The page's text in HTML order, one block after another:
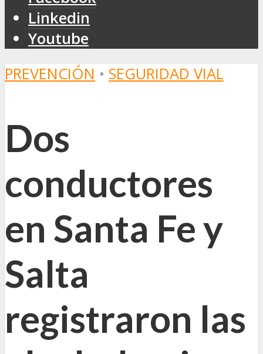
Linkedin
Youtube
PREVENCIÓN • SEGURIDAD VIAL
Dos
conductores
en Santa Fe y
Salta
registraron las